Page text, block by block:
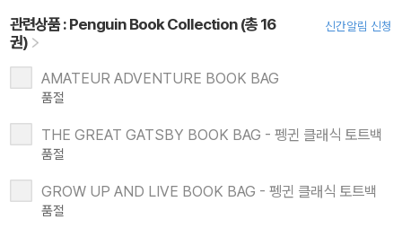
관련상품 :Penguin Book Collection (총 16
권)
신간알림 신청
AMATEUR ADVENTURE BOOK BAG
품절
THE GREAT GATSBY BOOK BAG - 펭귄 클래식 토트백
품절
GROW UP AND LIVE BOOK BAG - 펭귄 클래식 토트백
품절